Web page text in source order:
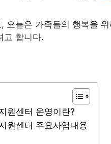
오늘은 가족들의 행복을
고 합니다.
원센터 운영이란?
원센터 주요사업내용